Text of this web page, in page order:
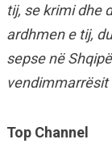
tij, se krimi dhe
ardhmen e tij,
sepse në
vendimmarrësit
Top Channel